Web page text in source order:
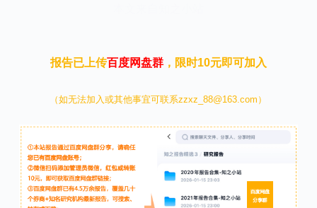
报告已上传百度网盘群，限时10元即可加入
（如无法加入或其他事宜可联系zzxz_88@163.com）